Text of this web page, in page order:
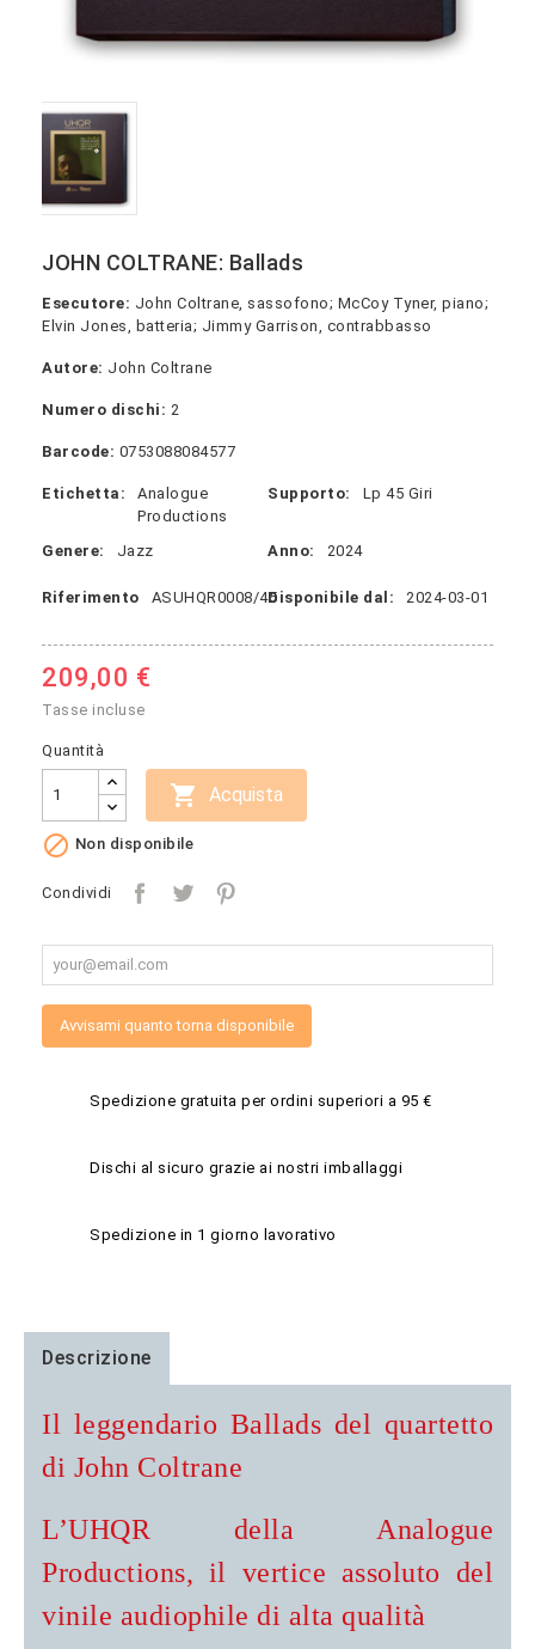
JOHN COLTRANE: Ballads
Esecutore: John Coltrane, sassofono; McCoy Tyner, piano;
Elvin Jones, batteria; Jimmy Garrison, contrabbasso
Autore: John Coltrane
Numero dischi: 2
Barcode: 0753088084577
Etichetta:
Analogue
Productions
Supporto: Lp 45 Giri
Genere: Jazz Anno: 2024
Riferimento ASUHQR0008/45Disponibile dal: 2024-03-01
209,00 €
Tasse incluse
Quantità
 Acquista
 Non disponibile
Condividi
Avvisami quanto torna disponibile
Spedizione gratuita per ordini superiori a 95 €
Dischi al sicuro grazie ai nostri imballaggi
Spedizione in 1 giorno lavorativo
Descrizione
Il leggendario Ballads del quartetto
di John Coltrane
L’UHQR della Analogue
Productions, il vertice assoluto del
vinile audiophile di alta qualità